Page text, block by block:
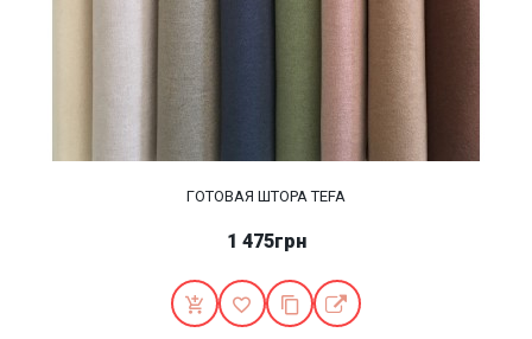
ГОТОВАЯ ШТОРА TEFA
1 475грн